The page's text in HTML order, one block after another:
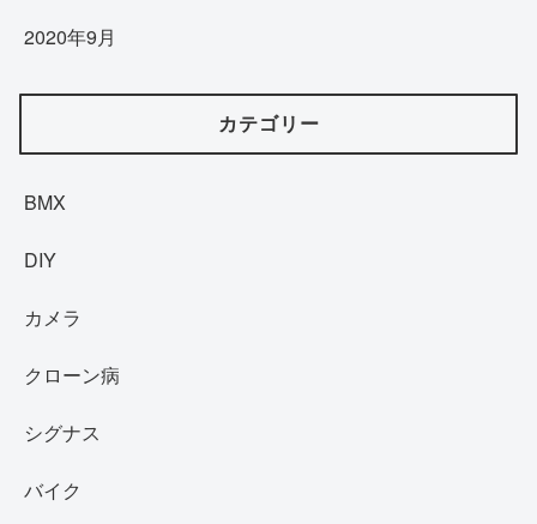
2020年9月
カテゴリー
BMX
DIY
カメラ
クローン病
シグナス
バイク